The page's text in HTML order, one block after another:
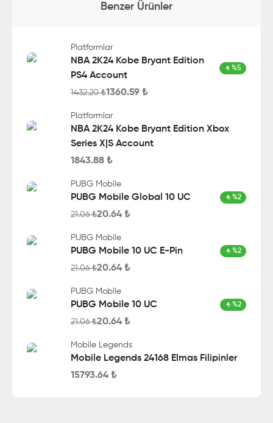
Benzer Ürünler
Platformlar
NBA 2K24 Kobe Bryant Edition
PS4 Account
%5
1432.20₺1360.59 ₺
Platformlar
NBA 2K24 Kobe Bryant Edition Xbox
Series X|S Account
1843.88 ₺
PUBG Mobile
PUBG Mobile Global 10 UC %2
21.06₺20.64 ₺
PUBG Mobile
PUBG Mobile 10 UC E-Pin %2
21.06₺20.64 ₺
PUBG Mobile
PUBG Mobile 10 UC %2
21.06₺20.64 ₺
Mobile Legends
Mobile Legends 24168 Elmas Filipinler
15793.64 ₺